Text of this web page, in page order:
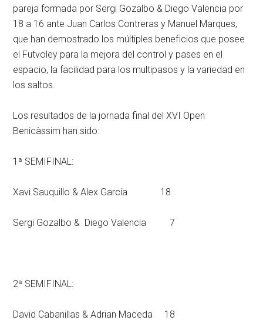
pareja formada por Sergi Gozalbo & Diego Valencia por
18 a 16 ante Juan Carlos Contreras y Manuel Marques,
que han demostrado los múltiples beneficios que posee
el Futvoley para la mejora del control y pases en el
espacio, la facilidad para los multipasos y la variedad en
los saltos.
Los resultados de la jornada final del XVI Open
Benicàssim han sido:
1ª SEMIFINAL:
Xavi Sauquillo & Alex García 18
Sergi Gozalbo & Diego Valencia 7
2ª SEMIFINAL:
David Cabanillas & Adrian Maceda 18